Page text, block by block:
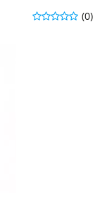
(0)